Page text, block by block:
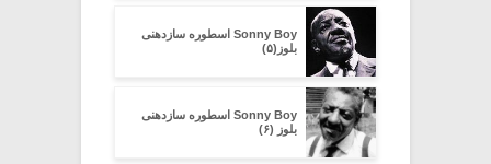
Sonny Boy اسطوره سازدهنی
بلوز(۵)
Sonny Boy اسطوره سازدهنی
بلوز (۶)